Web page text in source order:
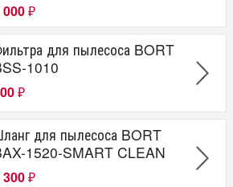
000 ₽
для пылесоса BORT
1010
₽
для пылесоса BORT
1520-SMART CLEAN
300 ₽